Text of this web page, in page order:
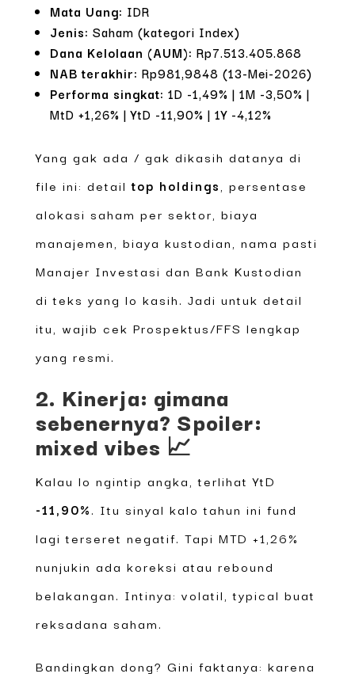
Mata Uang: IDR
Jenis: Saham (kategori Index)
Dana Kelolaan (AUM): Rp7.513.405.868
NAB terakhir: Rp981,9848 (13-Mei-2026)
Performa singkat: 1D -1,49% | 1M -3,50% |
MtD +1,26% | YtD -11,90% | 1Y -4,12%
Yang gak ada / gak dikasih datanya di
file ini: detailtop holdings , persentase
alokasi saham per sektor, biaya
manajemen, biaya kustodian, nama pasti
Manajer Investasi dan Bank Kustodian
di teks yang lo kasih. Jadi untuk detail
itu, wajib cek Prospektus/FFS lengkap
yang resmi.
2. Kinerja: gimana
sebenernya? Spoiler:
mixed vibes 📈
Kalau lo ngintip angka, terlihat YtD
-11,90%. Itu sinyal kalo tahun ini fund
lagi terseret negatif. Tapi MTD +1,26%
nunjukin ada koreksi atau rebound
belakangan. Intinya: volatil, typical buat
reksadana saham.
Bandingkan dong? Gini faktanya: karena